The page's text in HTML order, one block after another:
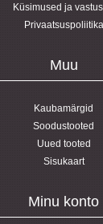
Küsimused ja
Privaatsuspoliitika
Muu
Kaubamärgid
Soodustooted
Uued tooted
Sisukaart
Minu konto